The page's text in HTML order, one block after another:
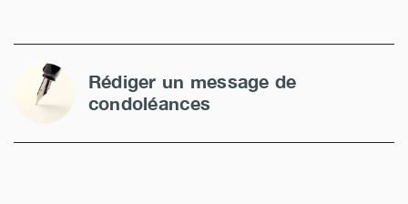
Rédiger un message de
condoléances